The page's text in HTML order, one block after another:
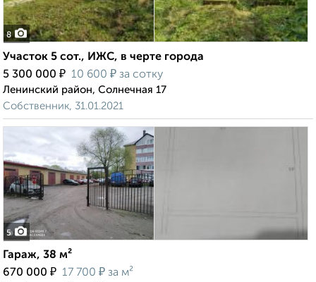
8
Участок 5 сот., ИЖС, в черте города
5 300 000 ₽ 10 600 ₽ за сотку
Ленинский район, Солнечная 17
Собственник, 31.01.2021
5
Гараж, 38 м²
670 000 ₽ 17 700 ₽ за м²